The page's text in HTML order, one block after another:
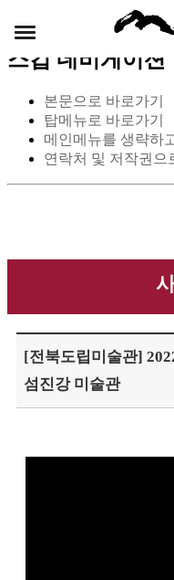
스킵 네비게이션
본문으로 바로가기
탑메뉴로 바로가기
메인메뉴를 생략하
연락처 및 저작권으
[전북도립미술관]
섬진강 미술관